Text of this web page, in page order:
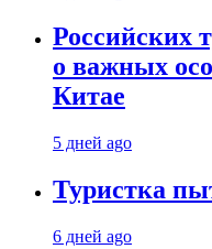
Российских
о важных
Китае
5 дней ago
Туристка
6 дней ago